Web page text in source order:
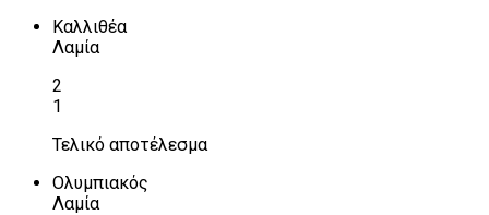
Καλλιθέα
Λαμία
2
1
Τελικό αποτέλεσμα
Ολυμπιακός
Λαμία